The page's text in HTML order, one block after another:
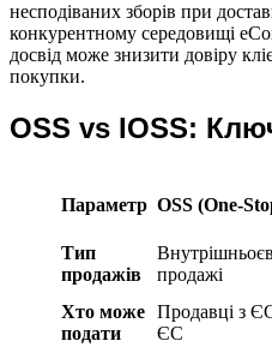
несподіваних зборів при
конкурентному середовищі
досвід може знизити довіру
покупки.
OSS vs IOSS:
Параметр OSS (One-
Тип
продажів
продажі
Хто може
подати
Продавці з
ЄС